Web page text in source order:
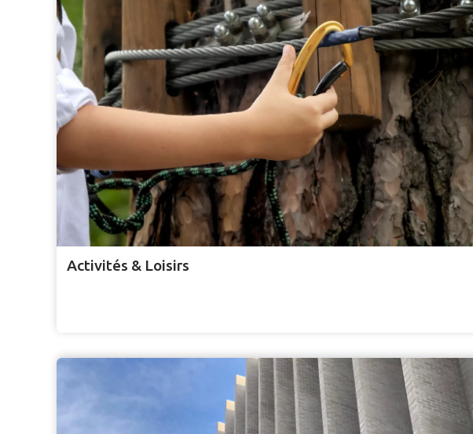
Activités & Loisirs